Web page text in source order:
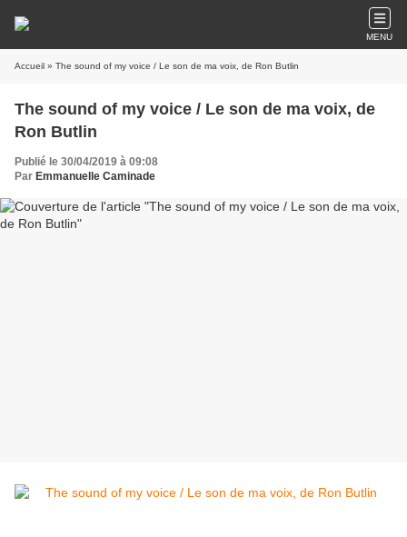
MENU
Accueil » The sound of my voice / Le son de ma voix, de Ron Butlin
The sound of my voice / Le son de ma voix, de
Ron Butlin
Publié le 30/04/2019 à 09:08
Par Emmanuelle Caminade